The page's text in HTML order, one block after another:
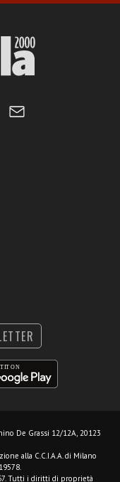
De Grassi 12/12A, 20123
alla C.C.I.A.A. di Milano
Tutti i diritti di proprietà